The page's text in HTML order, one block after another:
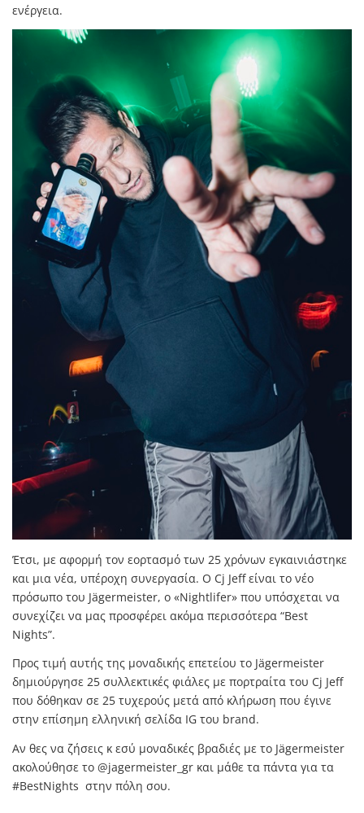
ενέργεια.
Έτσι, με αφορμή τον εορτασμό των 25 χρόνων εγκαινιάστηκε
και μια νέα, υπέροχη συνεργασία. Ο Cj Jeff είναι το νέο
πρόσωπο του Jägermeister, ο «Nightlifer» που υπόσχεται να
συνεχίζει να μας προσφέρει ακόμα περισσότερα “Best
Nights”.
Προς τιμή αυτής της μοναδικής επετείου το Jägermeister
δημιούργησε 25 συλλεκτικές φιάλες με πορτραίτα του Cj Jeff
που δόθηκαν σε 25 τυχερούς μετά από κλήρωση που έγινε
στην επίσημη ελληνική σελίδα IG του brand.
Αν θες να ζήσεις κ εσύ μοναδικές βραδιές με το Jägermeister
ακολούθησε το @jagermeister_gr και μάθε τα πάντα για τα
#BestNights στην πόλη σου.